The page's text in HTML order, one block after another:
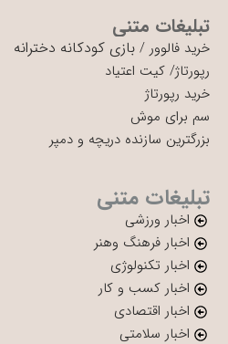
تبلیغات متنی
خرید فالوور / بازی کودکانه دخترانه
رپورتاژ/ کیت اعتیاد
خرید رپورتاژ
سم برای موش
بزرگترین سازنده دریچه و دمپر
تبلیغات متنی
اخبار ورزشی
اخبار فرهنگ وهنر
اخبار تکنولوژی
اخبار کسب و کار
اخبار اقتصادی
اخبار سلامتی